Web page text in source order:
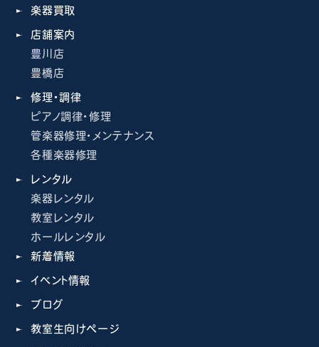
楽器買取
店舗案内
豊川店
豊橋店
修理・調律
ピアノ調律・修理
管楽器修理・メンテナンス
各種楽器修理
レンタル
楽器レンタル
教室レンタル
ホールレンタル
新着情報
イベント情報
ブログ
教室生向けページ